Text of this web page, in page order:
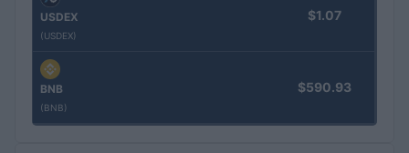
USDEX
(USDEX)
$1.07
BNB
(BNB)
$590.93